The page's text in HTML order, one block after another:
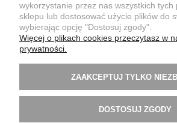
WARUNKI
INFORMACJE
wykorzystanie przez nas wszystkich tych
sklepu lub dostosować użycie plików do
wybierając opcję "Dostosuj zgody".
Więcej o plikach cookies przeczytasz w
prywatności.
ZAAKCEPTUJ TYLKO
DOSTOSUJ ZGODY